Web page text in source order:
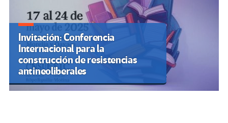
Invitación: Conferencia
Internacional para la
construcción de resistencias
antineoliberales